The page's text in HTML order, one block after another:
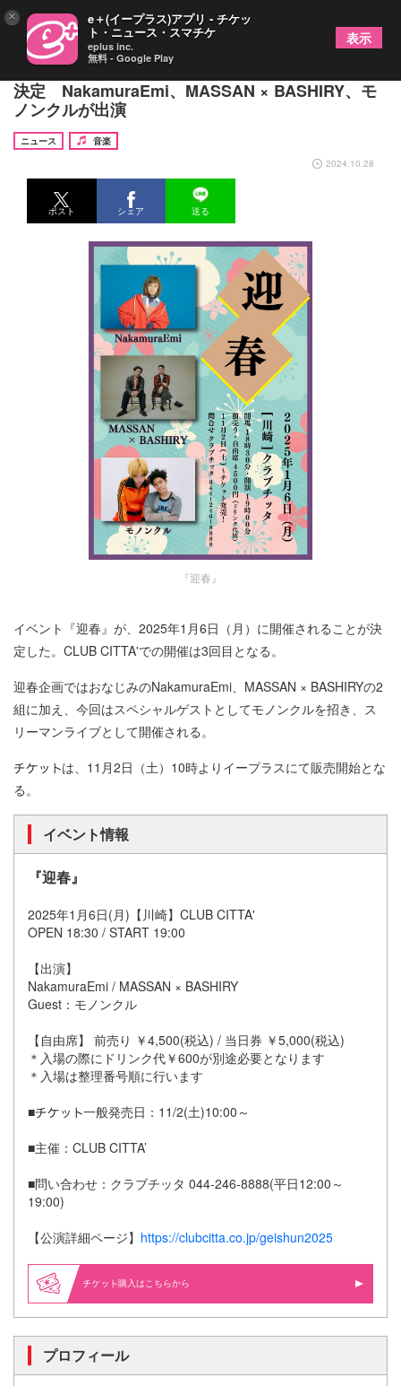
イベント『迎春』2025年1月にCLUB CITTA'で開催
決定 NakamuraEmi、MASSAN × BASHIRY、モ
ノンクルが出演
ニュース
音楽
2024.10.28
ポスト シェア 送る
『迎春』
イベント『迎春』が、2025年1月6日（月）に開催されることが決
定した。CLUB CITTA'での開催は3回目となる。
迎春企画ではおなじみのNakamuraEmi、MASSAN × BASHIRYの2
組に加え、今回はスペシャルゲストとしてモノンクルを招き、ス
リーマンライブとして開催される。
は、11月2日（土）10時よりイープラスにて販売開始とな
る。
イベント情報
『迎春』
2025年1月6日(月)【川崎】CLUB CITTA'
OPEN 18:30 / START 19:00
【出演】
NakamuraEmi / MASSAN × BASHIRY
Guest：モノンクル
【自由席】 前売り ￥4,500(税込) / 当日券 ￥5,000(税込)
＊入場の際にドリンク代￥600が別途必要となります
＊入場は整理番号順に行います
■
一般発売日：11/2(土)10:00～
■主催：CLUB CITTA’
■問い合わせ：クラブチッタ 044-246-8888(平日12:00～
19:00)
【公演詳細ページ】 https://clubcitta.co.jp/geishun2025
購入はこちらから
プロフィール
× e＋(イープラス)アプリ - チケッ
ト・ニュース・スマチケ
eplus inc.
無料 - Google Play
表示